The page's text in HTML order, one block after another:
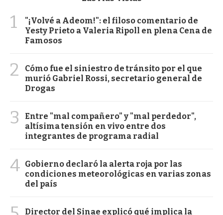
1
"¡Volvé a Adeom!": el filoso comentario de
Yesty Prieto a Valeria Ripoll en plena Cena de
Famosos
2
Cómo fue el siniestro de tránsito por el que
murió Gabriel Rossi, secretario general de
Drogas
3
Entre "mal compañero" y "mal perdedor",
altísima tensión en vivo entre dos
integrantes de programa radial
4 Gobierno declaró la alerta roja por las
condiciones meteorológicas en varias zonas
del país
Director del Sinae explicó qué implica la